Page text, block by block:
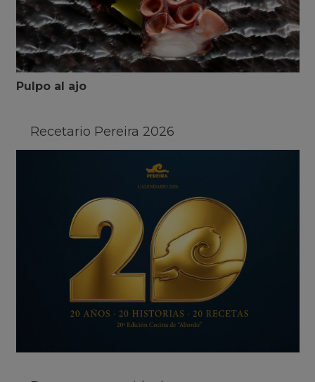
Pulpo al ajo
Recetario Pereira 2026